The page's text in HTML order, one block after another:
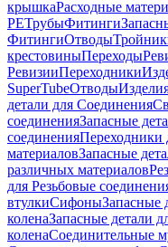
крышкаРасходные
PEТрубыФитинги
ФитингиОтводы
крестовиныПереходы
РевизииПереходники
SuperTubeОтводы
детали для Соединения
соединенияЗапасные
соединенияПереходники
материаловЗапасные
различных материалов
для Резьбовые
втулкиСифоныЗапасные
коленаЗапасные детали
коленаСоединительные